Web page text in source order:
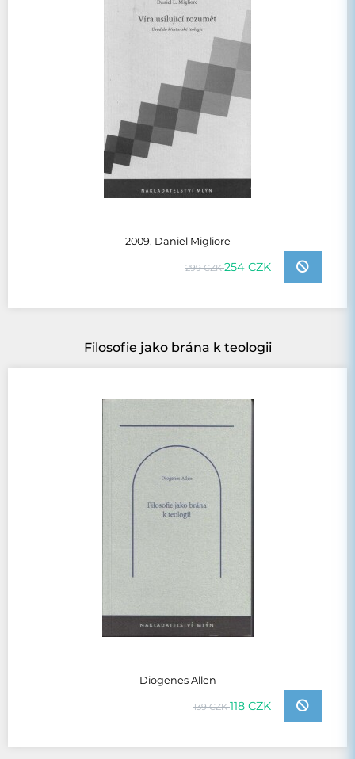
2009, Daniel Migliore
299 CZK254 CZK
Filosofie jako brána k teologii
Diogenes Allen
139 CZK118 CZK